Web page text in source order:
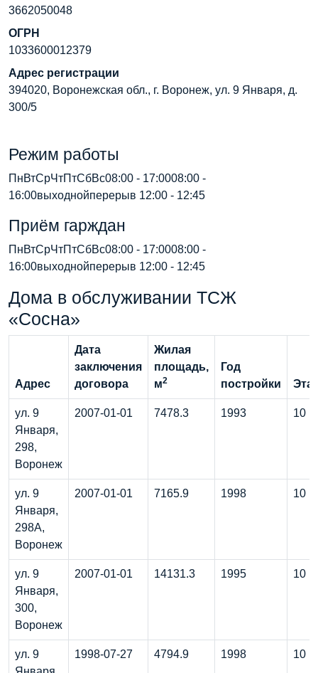
3662050048
ОГРН
1033600012379
Адрес регистрации
394020, Воронежская обл., г. Воронеж, ул. 9 Января, д.
300/5
Режим работы
ПнВтСрЧтПтСбВс08:00 - 17:0008:00 -
16:00выходнойперерыв 12:00 - 12:45
Приём гарждан
ПнВтСрЧтПтСбВс08:00 - 17:0008:00 -
16:00выходнойперерыв 12:00 - 12:45
Дома в обслуживании ТСЖ
«Сосна»
Адрес
Дата
заключения
договора
Жилая
площадь,
м2
Год
постройки
ул. 9
Января,
298,
Воронеж
2007-01-01 7478.3 1993 10
ул. 9
Января,
298А,
Воронеж
2007-01-01 7165.9 1998 10
ул. 9
Января,
300,
Воронеж
2007-01-01 14131.3 1995 10
ул. 9
1998-07-27 4794.9 1998 10